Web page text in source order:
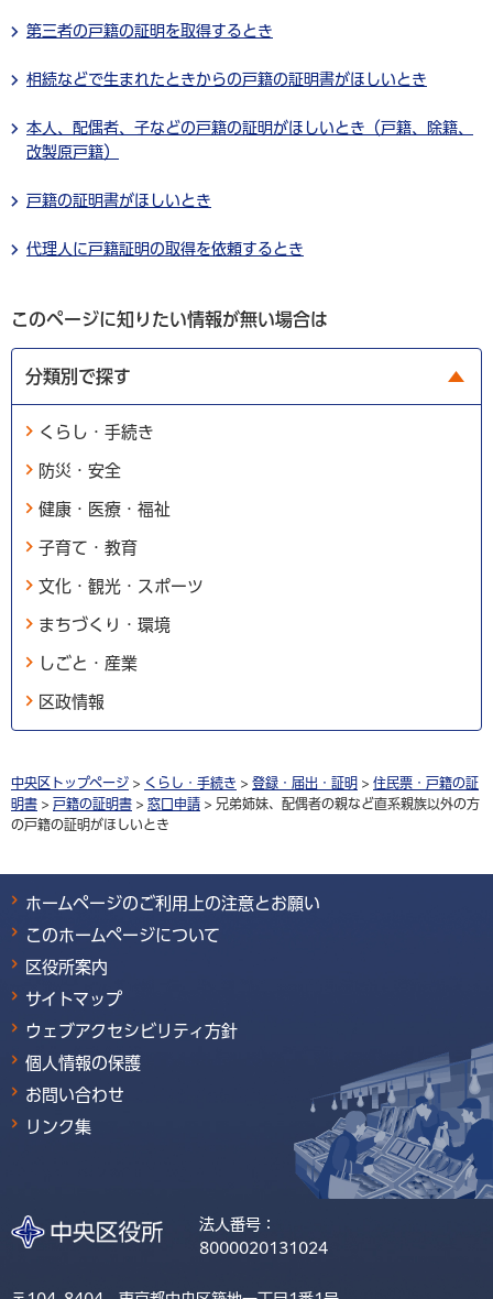
第三者の戸籍の証明を取得するとき
相続などで生まれたときからの戸籍の証明書がほしいとき
本人、配偶者、子などの戸籍の証明がほしいとき（戸籍、除籍、
改製原戸籍）
戸籍の証明書がほしいとき
代理人に戸籍証明の取得を依頼するとき
このページに知りたい情報が無い場合は
分類別で探す
くらし・手続き
防災・安全
健康・医療・福祉
子育て・教育
文化・観光・スポーツ
まちづくり・環境
しごと・産業
区政情報
中央区トップページ > くらし・手続き > 登録・届出・証明 > 住民票・戸籍の証
明書 > 戸籍の証明書 > 窓口申請 > 兄弟姉妹、配偶者の親など直系親族以外の方
の戸籍の証明がほしいとき
ホームページのご利用上の注意とお願い
このホームページについて
区役所案内
サイトマップ
ウェブアクセシビリティ方針
個人情報の保護
お問い合わせ
リンク集
法人番号：
8000020131024